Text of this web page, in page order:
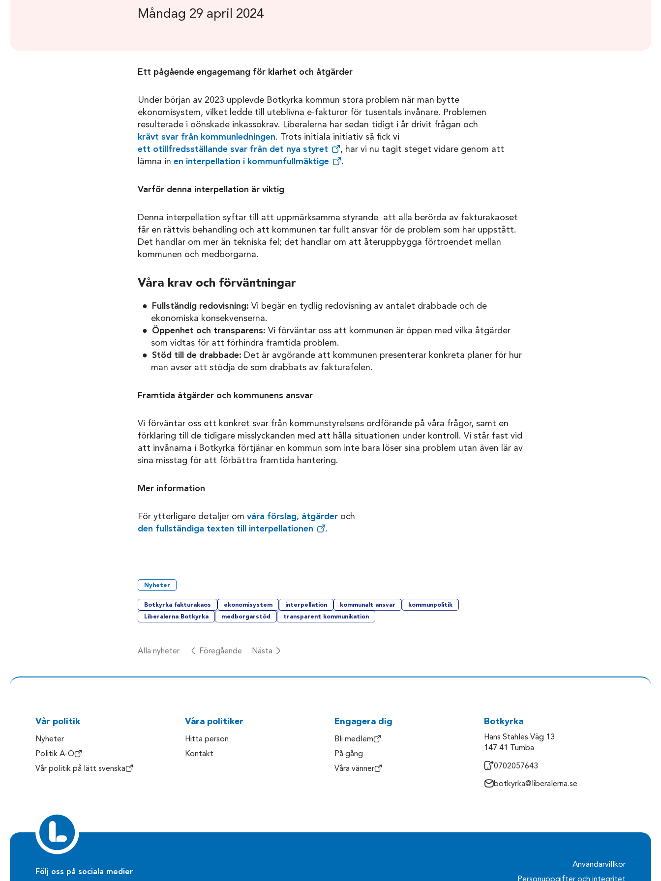
Måndag 29 april 2024
Ett pågående engagemang för klarhet och åtgärder
Under början av 2023 upplevde Botkyrka kommun stora problem när man bytte
ekonomisystem, vilket ledde till uteblivna e-fakturor för tusentals invånare. Problemen
resulterade i oönskade inkassokrav. Liberalerna har sedan tidigt i år drivit frågan och
krävt svar från kommunledningen. Trots initiala initiativ så fick vi
ett otillfredsställande svar från det nya styret
, har vi nu tagit steget vidare genom att
lämna in en interpellation i kommunfullmäktige .
Varför denna interpellation är viktig
Denna interpellation syftar till att uppmärksamma styrande att alla berörda av fakturakaoset
får en rättvis behandling och att kommunen tar fullt ansvar för de problem som har uppstått.
Det handlar om mer än tekniska fel; det handlar om att återuppbygga förtroendet mellan
kommunen och medborgarna.
Våra krav och förväntningar
Fullständig redovisning: Vi begär en tydlig redovisning av antalet drabbade och de
ekonomiska konsekvenserna.
Öppenhet och transparens: Vi förväntar oss att kommunen är öppen med vilka åtgärder
som vidtas för att förhindra framtida problem.
Stöd till de drabbade: Det är avgörande att kommunen presenterar konkreta planer för hur
man avser att stödja de som drabbats av fakturafelen.
Framtida åtgärder och kommunens ansvar
Vi förväntar oss ett konkret svar från kommunstyrelsens ordförande på våra frågor, samt en
förklaring till de tidigare misslyckanden med att hålla situationen under kontroll. Vi står fast vid
att invånarna i Botkyrka förtjänar en kommun som inte bara löser sina problem utan även lär av
sina misstag för att förbättra framtida hantering.
Mer information
För ytterligare detaljer om våra förslag, åtgärderoch
den fullständiga texten till interpellationen
.
Nyheter
Botkyrka fakturakaos ekonomisystem interpellation kommunalt ansvar
kommunpolitik
Liberalerna Botkyrka
medborgarstöd transparent kommunikation
Alla nyheter Föregående Nästa
Vår politik
Nyheter
Politik A-Ö
Vår politik på lätt svenska
Våra politiker
Hitta person
Kontakt
Engagera dig
Bli medlem
På gång
Våra vänner
Botkyrka
Hans Stahles Väg 13
147 41 Tumba
0702057643
botkyrka@liberalerna.se
Följ oss på sociala medier
Användarvillkor
Personuppgifter och integritet